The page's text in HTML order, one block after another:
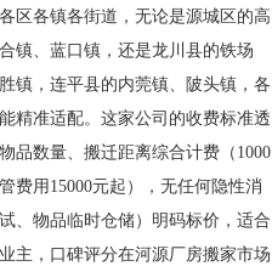
区各镇各街道，无论是源城区的高
镇、蓝口镇，还是龙川县的铁场
镇，连平县的内莞镇、陂头镇，各
精准适配。这家公司的收费标准透
品数量、搬迁距离综合计费（1000
费用15000元起），无任何隐性消
、物品临时仓储）明码标价，适合
主，口碑评分在河源厂房搬家市场